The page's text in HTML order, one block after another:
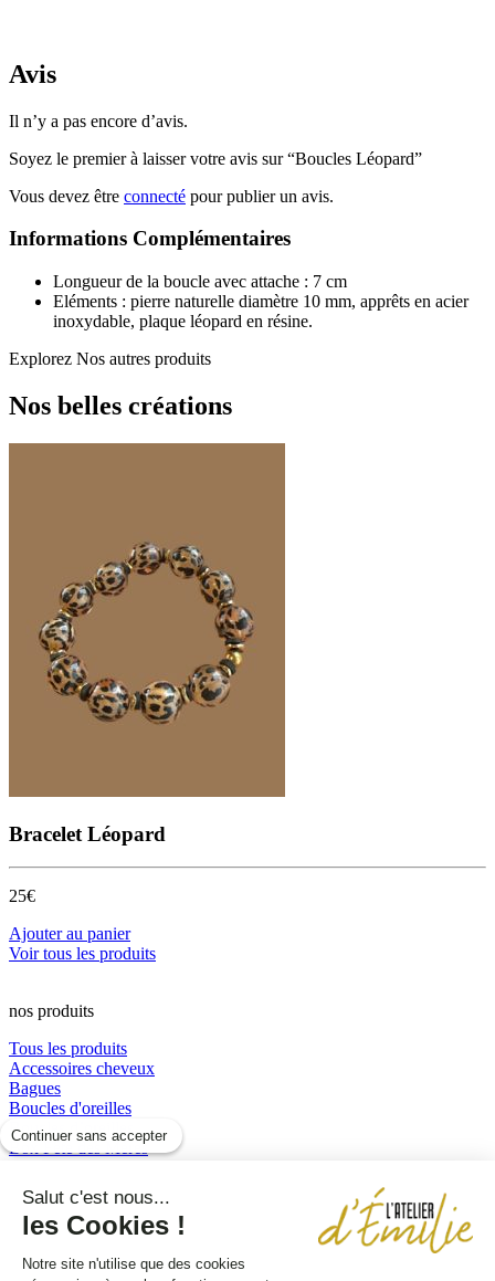
Avis
Il n’y a pas encore d’avis.
Soyez le premier à laisser votre avis sur “Boucles Léopard”
Vous devez être connecté pour publier un avis.
Informations Complémentaires
Longueur de la boucle avec attache : 7 cm
Eléments : pierre naturelle diamètre 10 mm, apprêts en acier
inoxydable, plaque léopard en résine.
Explorez Nos autres produits
Nos belles créations
Bracelet Léopard
25€
Ajouter au panier
Voir tous les produits
nos produits
Tous les produits
Accessoires cheveux
Bagues
Boucles d'oreilles
Boucles d’oreilles
Box Fête des Mères
Colliers
perles et résine
Sautoirs
Pages
Continuer sans accepter
Salut c'est nous...
les Cookies !
Notre site n'utilise que des cookies